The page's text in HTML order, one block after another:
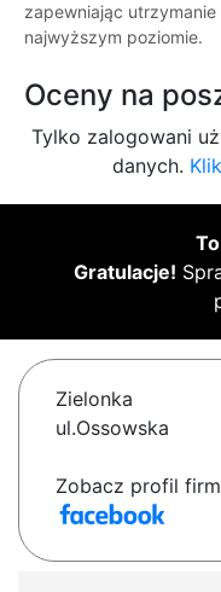
zapewniając
najwyższym poziomie.
Oceny na
Tylko zalogowani
danych.
Gratulacje!
Zielonka
ul.Ossowska
Zobacz profil